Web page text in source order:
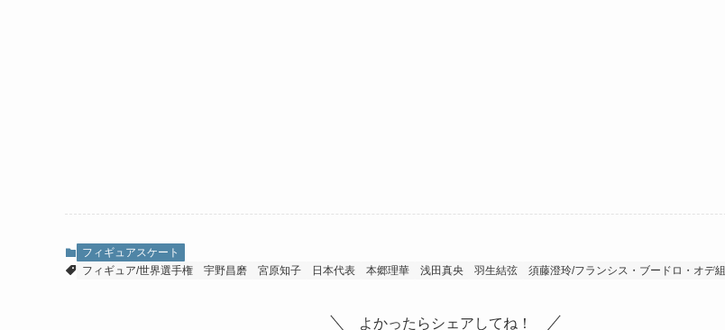
フィギュアスケート
フィギュア/世界選手権
宇野昌磨 宮原知子 日本代表 本郷理華 浅田真央 羽生結弦 須藤澄玲/フランシス・ブードロ・オデ組
よかったらシェアしてね！